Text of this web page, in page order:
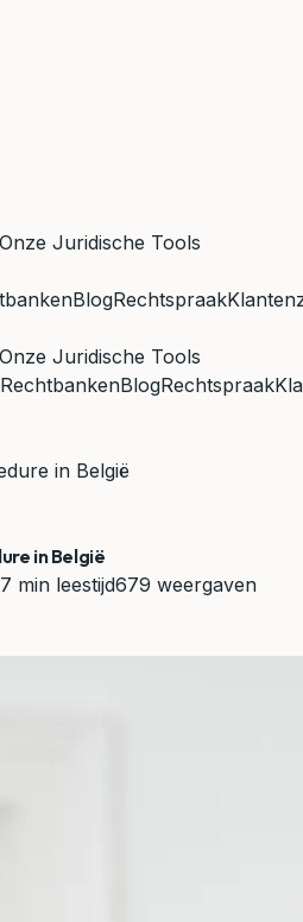
Onze Juridische Tools
BlogRechtspraak
Onze Juridische Tools
RechtbankenBlogRechtspraak
in België
in België
7 min leestijd679 weergaven